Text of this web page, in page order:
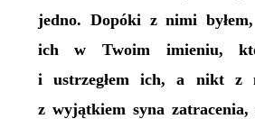
jedno. Dopóki z nimi byłem,
ich w Twoim imieniu,
i ustrzegłem ich, a nikt z
z wyjątkiem syna zatracenia,